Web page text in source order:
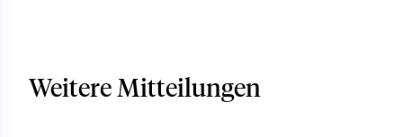
Weitere Mitteilungen